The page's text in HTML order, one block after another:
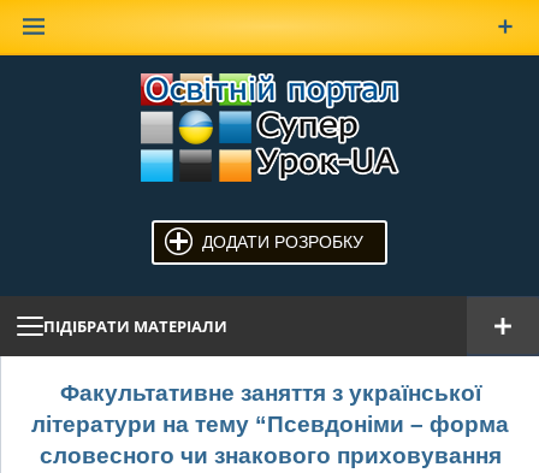
ДОДАТИ РОЗРОБКУ
ПІДІБРАТИ МАТЕРІАЛИ
Факультативне заняття з української
літератури на тему “Псевдоніми – форма
словесного чи знакового приховування